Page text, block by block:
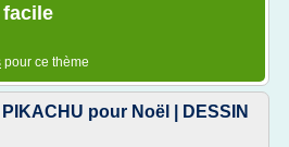
pour ce thème
pour Noël | DESSIN